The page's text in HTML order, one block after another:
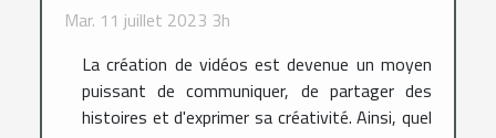
Mar. 11 juillet 2023 3h
La création de vidéos est devenue un moyen
puissant de communiquer, de partager des
histoires et d'exprimer sa créativité. Ainsi, quel